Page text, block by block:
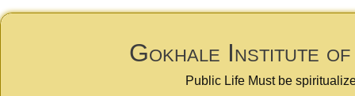
Gokhale Institute
Public Life Must be